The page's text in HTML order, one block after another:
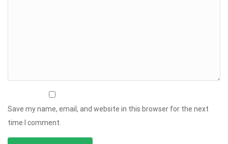
Save my name, email, and website in this browser for the next
time I comment.